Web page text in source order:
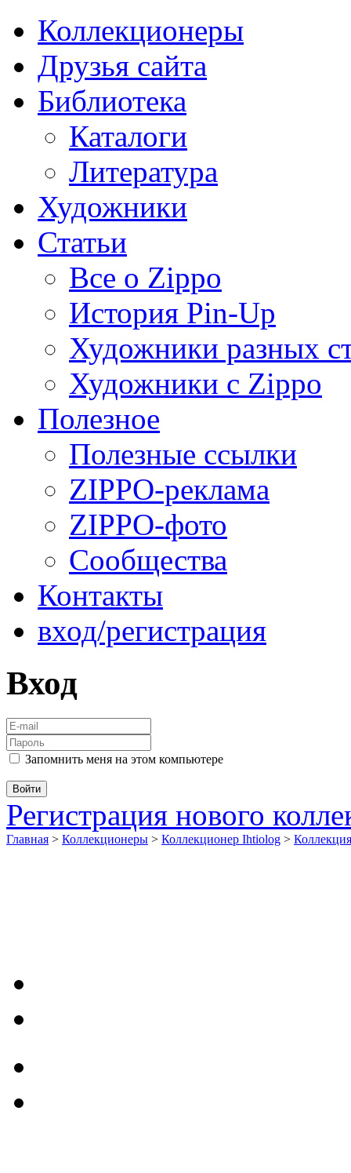
Коллекционеры
Друзья сайта
Библиотека
Каталоги
Литература
Художники
Статьи
Все о Zippo
История Pin-Up
Художники разных
Художники с Zippo
Полезное
Полезные ссылки
ZIPPO-реклама
ZIPPO-фото
Сообщества
Контакты
вход/регистрация
Вход
Запомнить меня на этом компьютере
Регистрация нового
Главная > Коллекционеры > Коллекционер Ihtiolog >